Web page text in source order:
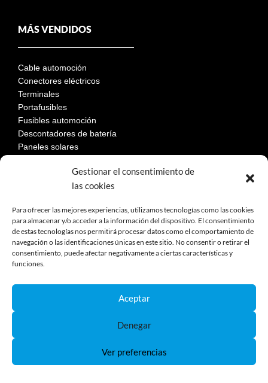
Gestionar el consentimiento de
las cookies
Para ofrecer las mejores experiencias, utilizamos tecnologías como las cookies
para almacenar y/o acceder a la información del dispositivo. El consentimiento
de estas tecnologías nos permitirá procesar datos como el comportamiento de
navegación o las identificaciones únicas en este sitio. No consentir o retirar el
consentimiento, puede afectar negativamente a ciertas características y
funciones.
Aceptar
Denegar
Ver preferencias
MÁS VENDIDOS
Cable automoción
Conectores eléctricos
Terminales
Portafusibles
Fusibles automoción
Descontadores de batería
Paneles solares
Aviso Legal
Política de privacidad
Política de cookies
Términos y condiciones de compra
Reclamaciones y desestimiento